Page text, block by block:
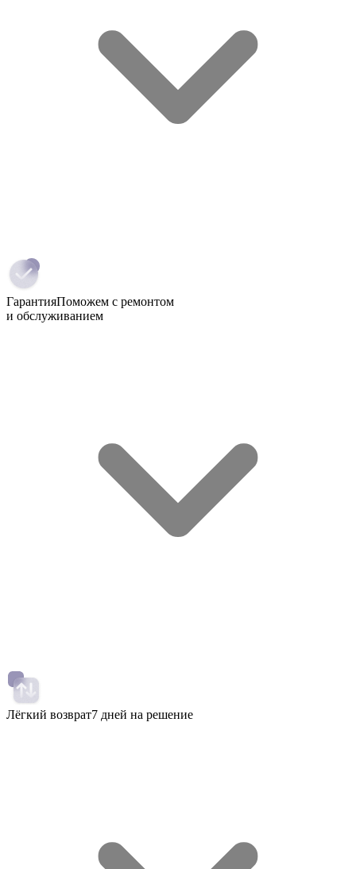
ГарантияПоможем с ремонтом
и обслуживанием
Лёгкий возврат7 дней на решение